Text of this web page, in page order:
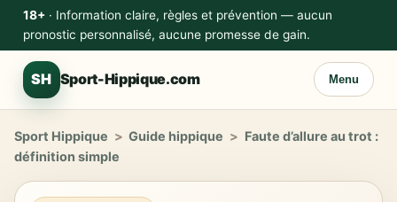
18+· Information claire, règles et prévention — aucun
pronostic personnalisé, aucune promesse de gain.
SH Sport-Hippique.com Menu
Sport Hippique > Guide hippique > Faute d’allure au trot :
définition simple